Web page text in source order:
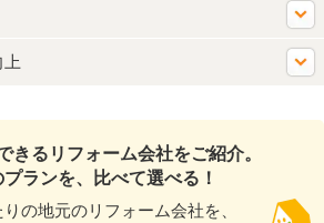
きるリフォーム会社をご紹介。
ランを、比べて選べる！
の地元のリフォーム会社を、